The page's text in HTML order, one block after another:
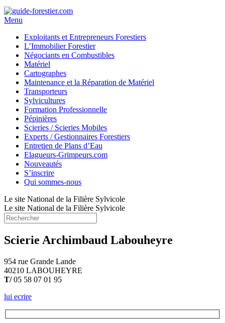
Menu
Exploitants et Entrepreneurs Forestiers
L’Immobilier Forestier
Négociants en Combustibles
Matériel
Cartographes
Maintenance et la Réparation de Matériel
Transporteurs
Sylvicultures
Formation Professionnelle
Pépinières
Scieries / Scieries Mobiles
Experts / Gestionnaires Forestiers
Entretien de Plans d’Eau
Elagueurs-Grimpeurs.com
Nouveautés
S’inscrire
Qui sommes-nous
Le site National de la Filière Sylvicole
Le site National de la Filière Sylvicole
Scierie Archimbaud Labouheyre
954 rue Grande Lande
40210 LABOUHEYRE
T/05 58 07 01 95
lui ecrire